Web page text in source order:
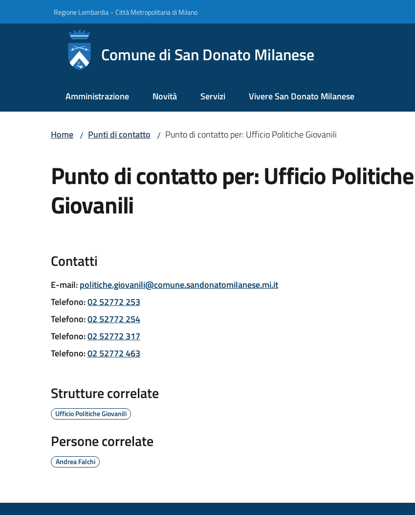
Regione Lombardia -Città Metropolitana di Milano
Comune di San Donato Milanese
Amministrazione Novità Servizi Vivere San Donato Milanese
Home / Punti di contatto / Punto di contatto per: Ufficio Politiche Giovanili
Punto di contatto per: Ufficio Politiche
Giovanili
Contatti
E-mail:politiche.giovanili@comune.sandonatomilanese.mi.it
Telefono:02 52772 253
Telefono:02 52772 254
Telefono:02 52772 317
Telefono:02 52772 463
Strutture correlate
Ufficio Politiche Giovanili
Persone correlate
Andrea Falchi